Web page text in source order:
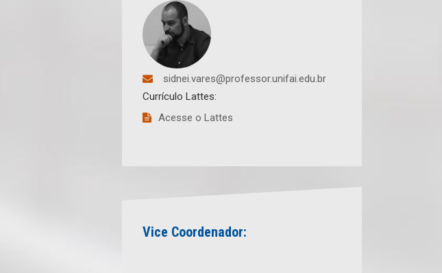
sidnei.vares@professor.unifai.edu.br
Currículo Lattes:
Acesse o Lattes
Vice Coordenador: